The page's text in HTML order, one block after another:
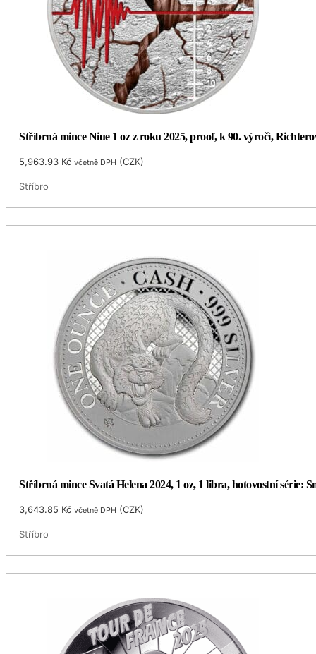
Stříbrná mince Niue 1 oz z roku 2025, proof, k 90. ​​výročí,
5,963.93 Kč včetně DPH (CZK)
Stříbro
Stříbrná mince Svatá Helena 2024, 1 oz, 1 libra, hotovostní série:
3,643.85 Kč včetně DPH (CZK)
Stříbro